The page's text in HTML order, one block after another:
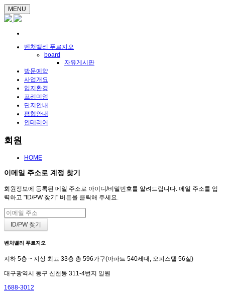
MENU
벤처밸리 푸르지오
board
자유게시판
방문예약
사업개요
입지환경
프리미엄
단지안내
평형안내
인테리어
회원
HOME
이메일 주소로 계정 찾기
회원정보에 등록된 메일 주소로 아이디/비밀번호를 알려드립니다. 메일 주소를 입
력하고 "ID/PW 찾기" 버튼을 클릭해 주세요.
벤처밸리 푸르지오
지하 5층 ~ 지상 최고 33층 총 596가구(아파트 540세대, 오피스텔 56실)
대구광역시 동구 신천동 311-4번지 일원
1688-3012